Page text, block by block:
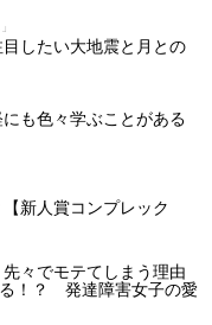
したい大地震と月との
も色々学ぶことがある
新人賞コンプレック
々でモテてしまう理由
！？ 発達障害女子の愛